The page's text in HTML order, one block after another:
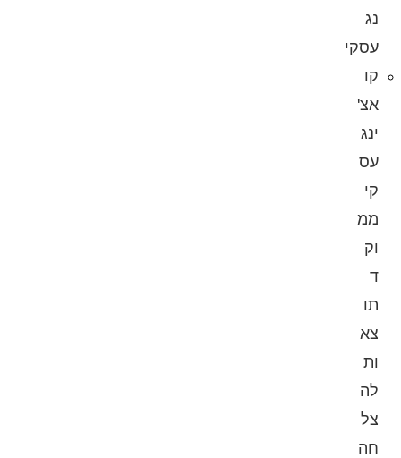
נג
עסקי
קו
אצ'
ינג
עס
קי
ממ
וק
ד
תו
צא
ות
לה
צל
חה